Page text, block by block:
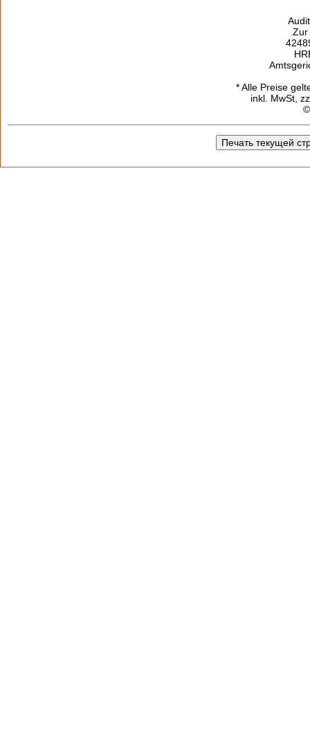
Zur
* Alle Preise
inkl. MwSt,